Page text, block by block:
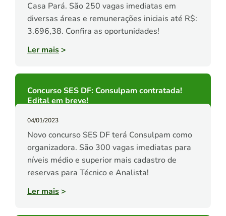
Casa Pará. São 250 vagas imediatas em
diversas áreas e remunerações iniciais até R$:
3.696,38. Confira as oportunidades!
Ler mais>
Concurso SES DF: Consulpam contratada!
Edital em breve!
04/01/2023
Novo concurso SES DF terá Consulpam como
organizadora. São 300 vagas imediatas para
níveis médio e superior mais cadastro de
reservas para Técnico e Analista!
Ler mais>